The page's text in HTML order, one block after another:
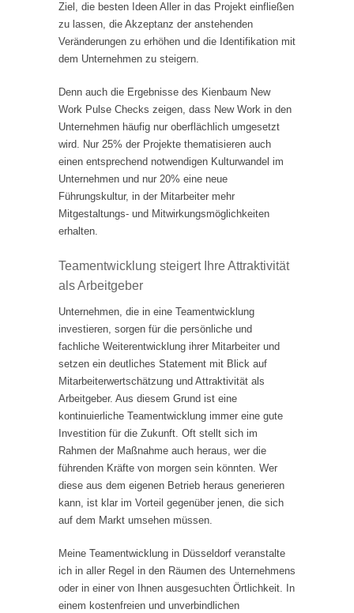
Ziel, die besten Ideen Aller in das Projekt einfließen
zu lassen, die Akzeptanz der anstehenden
Veränderungen zu erhöhen und die Identifikation mit
dem Unternehmen zu steigern.
Denn auch die Ergebnisse des Kienbaum New
Work Pulse Checks zeigen, dass New Work in den
Unternehmen häufig nur oberflächlich umgesetzt
wird. Nur 25% der Projekte thematisieren auch
einen entsprechend notwendigen Kulturwandel im
Unternehmen und nur 20% eine neue
Führungskultur, in der Mitarbeiter mehr
Mitgestaltungs- und Mitwirkungsmöglichkeiten
erhalten.
Teamentwicklung steigert Ihre Attraktivität
als Arbeitgeber
Unternehmen, die in eine Teamentwicklung
investieren, sorgen für die persönliche und
fachliche Weiterentwicklung ihrer Mitarbeiter und
setzen ein deutliches Statement mit Blick auf
Mitarbeiterwertschätzung und Attraktivität als
Arbeitgeber. Aus diesem Grund ist eine
kontinuierliche Teamentwicklung immer eine gute
Investition für die Zukunft. Oft stellt sich im
Rahmen der Maßnahme auch heraus, wer die
führenden Kräfte von morgen sein könnten. Wer
diese aus dem eigenen Betrieb heraus generieren
kann, ist klar im Vorteil gegenüber jenen, die sich
auf dem Markt umsehen müssen.
Meine Teamentwicklung in Düsseldorf veranstalte
ich in aller Regel in den Räumen des Unternehmens
oder in einer von Ihnen ausgesuchten Örtlichkeit. In
einem kostenfreien und unverbindlichen